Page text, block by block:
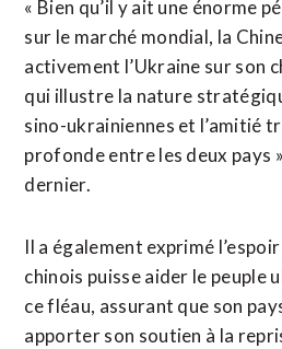
« Bien qu’il y ait une énorme
sur le marché mondial, la
activement l’Ukraine sur son
qui illustre la nature
sino-ukrainiennes et l’amitié
profonde entre les deux pays
dernier.
Il a également exprimé
chinois puisse aider le peuple
ce fléau, assurant que son
apporter son soutien à la